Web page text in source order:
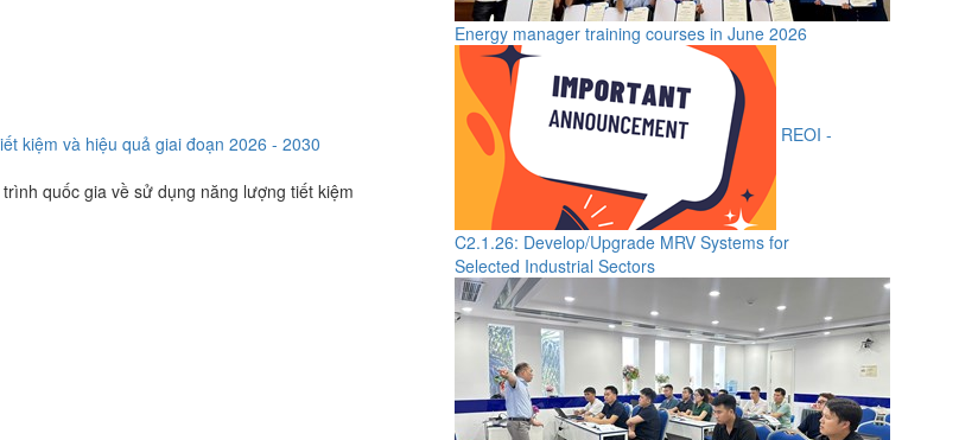
kiệm và hiệu quả giai đoạn 2026 - 2030
quốc gia về sử dụng năng lượng tiết kiệm
Energy manager training courses in June 2026
REOI -
C2.1.26: Develop/Upgrade MRV Systems for
Selected Industrial Sectors